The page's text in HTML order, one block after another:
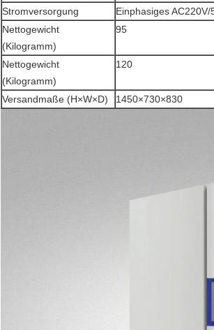
Stromversorgung
Einphasiges AC220V/
Nettogewicht
(Kilogramm)
95
Nettogewicht
(Kilogramm)
120
Versandmaße (H×W×D) 1450×730×830